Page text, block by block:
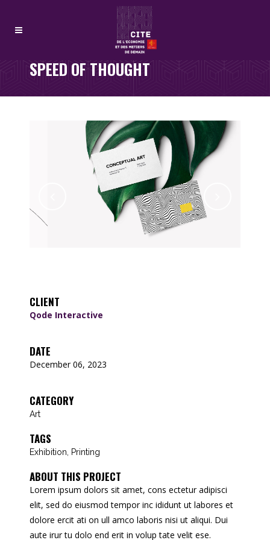
SPEED OF THOUGHT
CLIENT
Qode Interactive
DATE
December 06, 2023
CATEGORY
Art
TAGS
Exhibition, Printing
ABOUT THIS PROJECT
Lorem ipsum dolors sit amet, cons ectetur adipisci
elit, sed do eiusmod tempor inc ididunt ut labores et
dolore ercit ati on ull amco laboris nisi ut aliqui. Dui
aute irur tu dolo end erit in volup tate velit ese.